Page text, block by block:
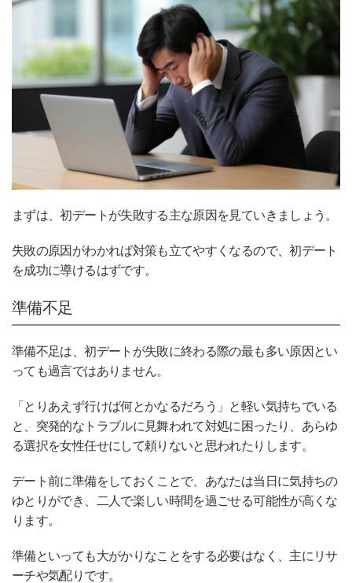
まずは、初デートが失敗する主な原因を見ていきましょう。
失敗の原因がわかれば対策も立てやすくなるので、初デート
を成功に導けるはずです。
準備不足
準備不足は、初デートが失敗に終わる際の最も多い原因とい
っても過言ではありません。
「とりあえず行けば何とかなるだろう」と軽い気持ちでいる
と、突発的なトラブルに見舞われて対処に困ったり、あらゆ
る選択を女性任せにして頼りないと思われたりします。
デート前に準備をしておくことで、あなたは当日に気持ちの
ゆとりができ、二人で楽しい時間を過ごせる可能性が高くな
ります。
準備といっても大がかりなことをする必要はなく、主にリサ
ーチや気配りです。